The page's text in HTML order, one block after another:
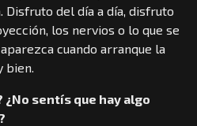
Disfruto del día a día, disfruto
los nervios o lo que se
cuando arranque la
bien.
sentís que hay algo